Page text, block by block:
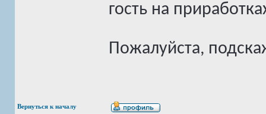
гость на
Пожалуйста,
Вернуться к началу